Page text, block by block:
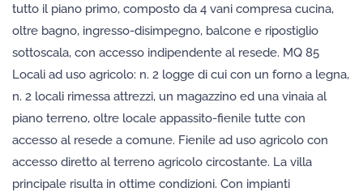
tutto il piano primo, composto da 4 vani compresa cucina,
oltre bagno, ingresso-disimpegno, balcone e ripostiglio
sottoscala, con accesso indipendente al resede. MQ 85
Locali ad uso agricolo: n. 2 logge di cui con un forno a legna,
n. 2 locali rimessa attrezzi, un magazzino ed una vinaia al
piano terreno, oltre locale appassito-fienile tutte con
accesso al resede a comune. Fienile ad uso agricolo con
accesso diretto al terreno agricolo circostante. La villa
principale risulta in ottime condizioni. Con impianti